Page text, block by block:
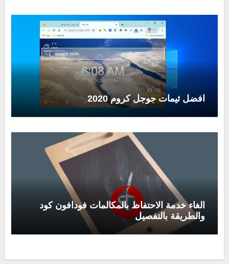
افضل ثيمات جوجل كروم 2020
الغاء خدمة الاحتفاظ بالمكالمات فودافون كود
والطريقة بالتفصيل